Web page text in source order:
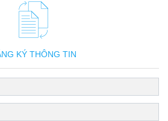
KÝ THÔNG TIN